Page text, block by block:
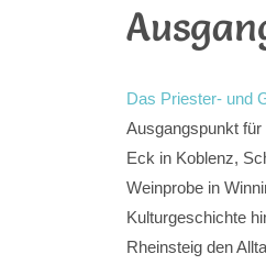
Das Priester- und
Ausgangspunkt
Eck in Koblenz,
Weinprobe in
Kulturgeschichte
Rheinsteig den